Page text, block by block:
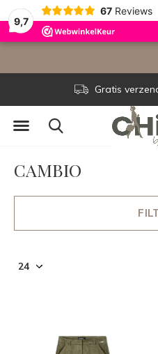
9,7
67 Reviews
Voor 15.00 uur
CAMBIO